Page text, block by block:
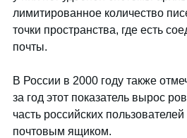
лимитированное количество
точки пространства, где есть
почты.
В России в 2000 году также
за год этот показатель вырос
часть российских
почтовым ящиком.